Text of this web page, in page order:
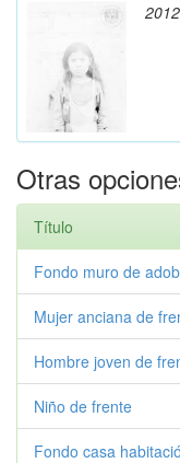
Otras
Título
Fondo muro de
Mujer anciana de
Hombre joven de
Niño de frente
Fondo casa